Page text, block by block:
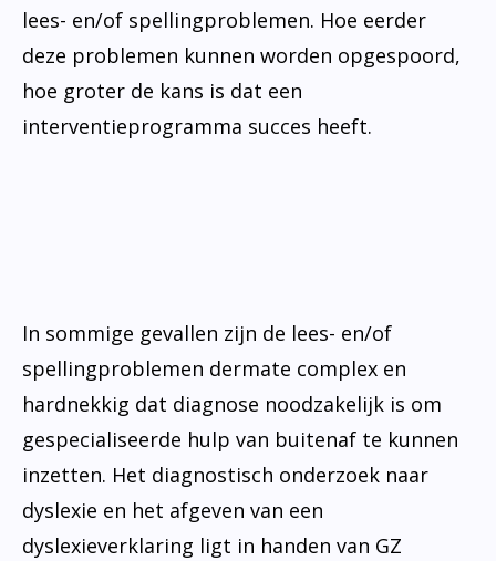
lees- en/of spellingproblemen. Hoe eerder
deze problemen kunnen worden opgespoord,
hoe groter de kans is dat een
interventieprogramma succes heeft.
In sommige gevallen zijn de lees- en/of
spellingproblemen dermate complex en
hardnekkig dat diagnose noodzakelijk is om
gespecialiseerde hulp van buitenaf te kunnen
inzetten. Het diagnostisch onderzoek naar
dyslexie en het afgeven van een
dyslexieverklaring ligt in handen van GZ